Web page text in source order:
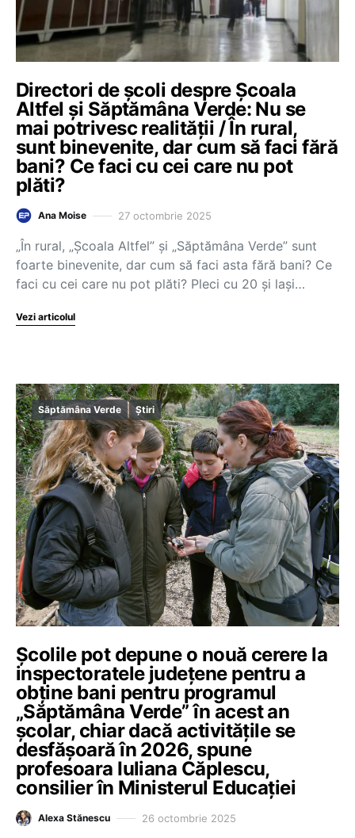
Directori de școli despre Școala
Altfel și Săptămâna Verde: Nu se
mai potrivesc realității / În rural,
sunt binevenite, dar cum să faci fără
bani? Ce faci cu cei care nu pot
plăti?
Ana Moise 27 octombrie 2025
„În rural, „Școala Altfel” și „Săptămâna Verde” sunt
foarte binevenite, dar cum să faci asta fără bani? Ce
faci cu cei care nu pot plăti? Pleci cu 20 și lași…
Vezi articolul
Săptămâna Verde Știri
Școlile pot depune o nouă cerere la
inspectoratele județene pentru a
obține bani pentru programul
„Săptămâna Verde” în acest an
școlar, chiar dacă activitățile se
desfășoară în 2026, spune
profesoara Iuliana Căplescu,
consilier în Ministerul Educației
Alexa Stănescu 26 octombrie 2025